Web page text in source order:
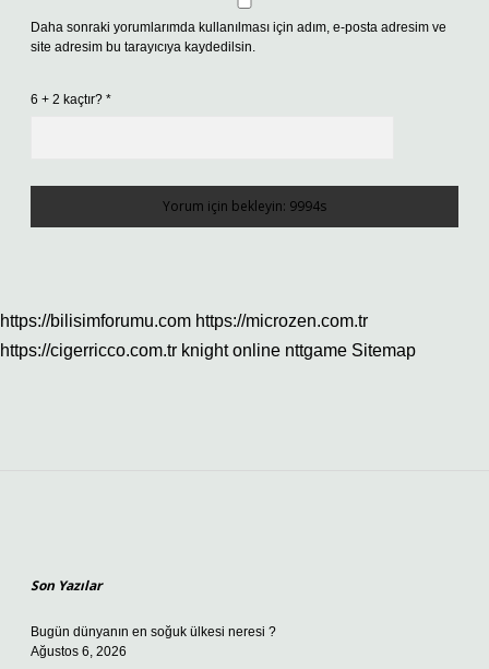
Daha sonraki yorumlarımda kullanılması için adım, e-posta adresim ve
site adresim bu tarayıcıya kaydedilsin.
6 + 2 kaçtır? *
https://bilisimforumu.com https://microzen.com.tr
https://cigerricco.com.tr knight online nttgame Sitemap
Son Yazılar
Bugün dünyanın en soğuk ülkesi neresi ?
Ağustos 6, 2026